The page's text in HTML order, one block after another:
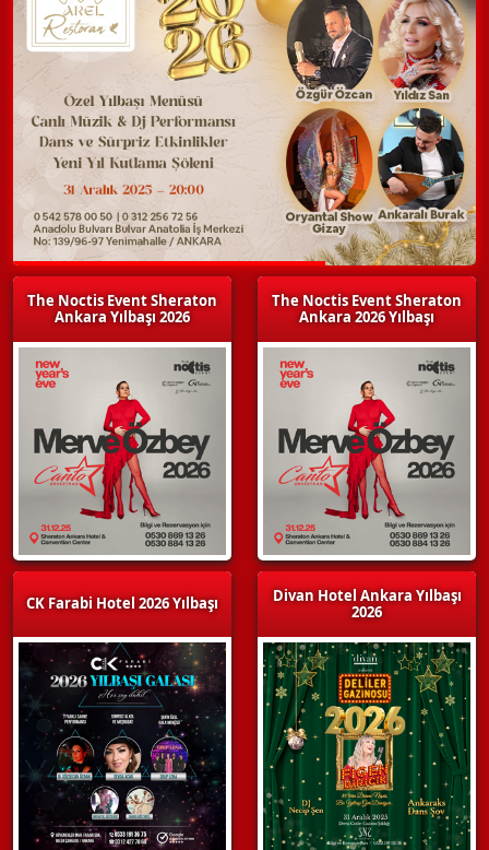
The Noctis Event Sheraton
Ankara Yılbaşı 2026
CK Farabi Hotel 2026 Yılbaşı
The Noctis Event Sheraton
Ankara 2026 Yılbaşı
Divan Hotel Ankara Yılbaşı
2026